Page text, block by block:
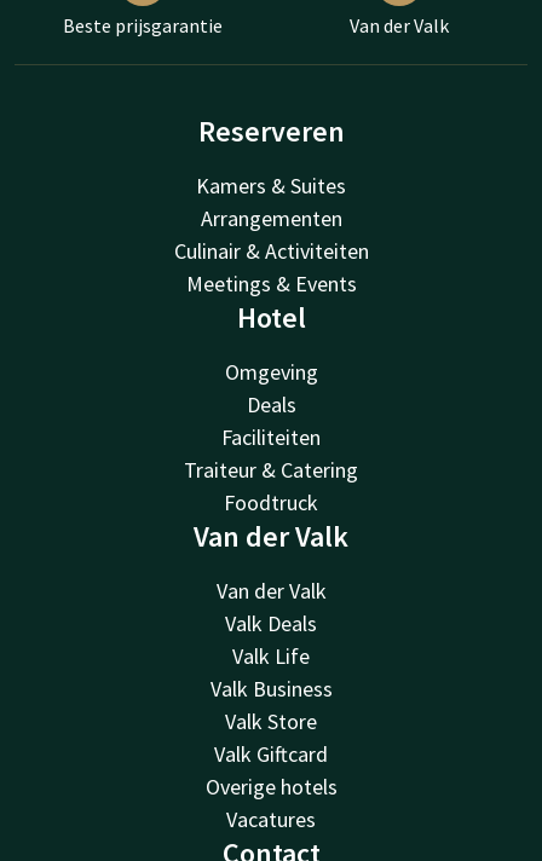
Beste prijsgarantie Van der Valk
Reserveren
Kamers & Suites
Arrangementen
Culinair & Activiteiten
Meetings & Events
Hotel
Omgeving
Deals
Faciliteiten
Traiteur & Catering
Foodtruck
Van der Valk
Van der Valk
Valk Deals
Valk Life
Valk Business
Valk Store
Valk Giftcard
Overige hotels
Vacatures
Contact